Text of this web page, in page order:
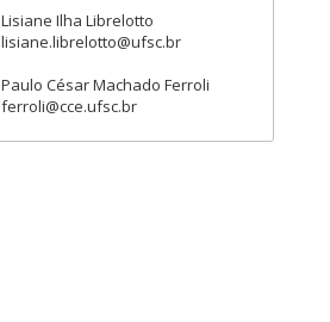
Lisiane Ilha Librelotto
lisiane.librelotto@ufsc.br
Paulo César Machado Ferroli
ferroli@cce.ufsc.br